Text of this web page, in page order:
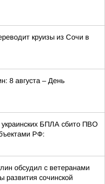
круизы из Сочи в
8 августа – День
БПЛА сбито ПВО
РФ:
обсудил с ветеранами
развития сочинской